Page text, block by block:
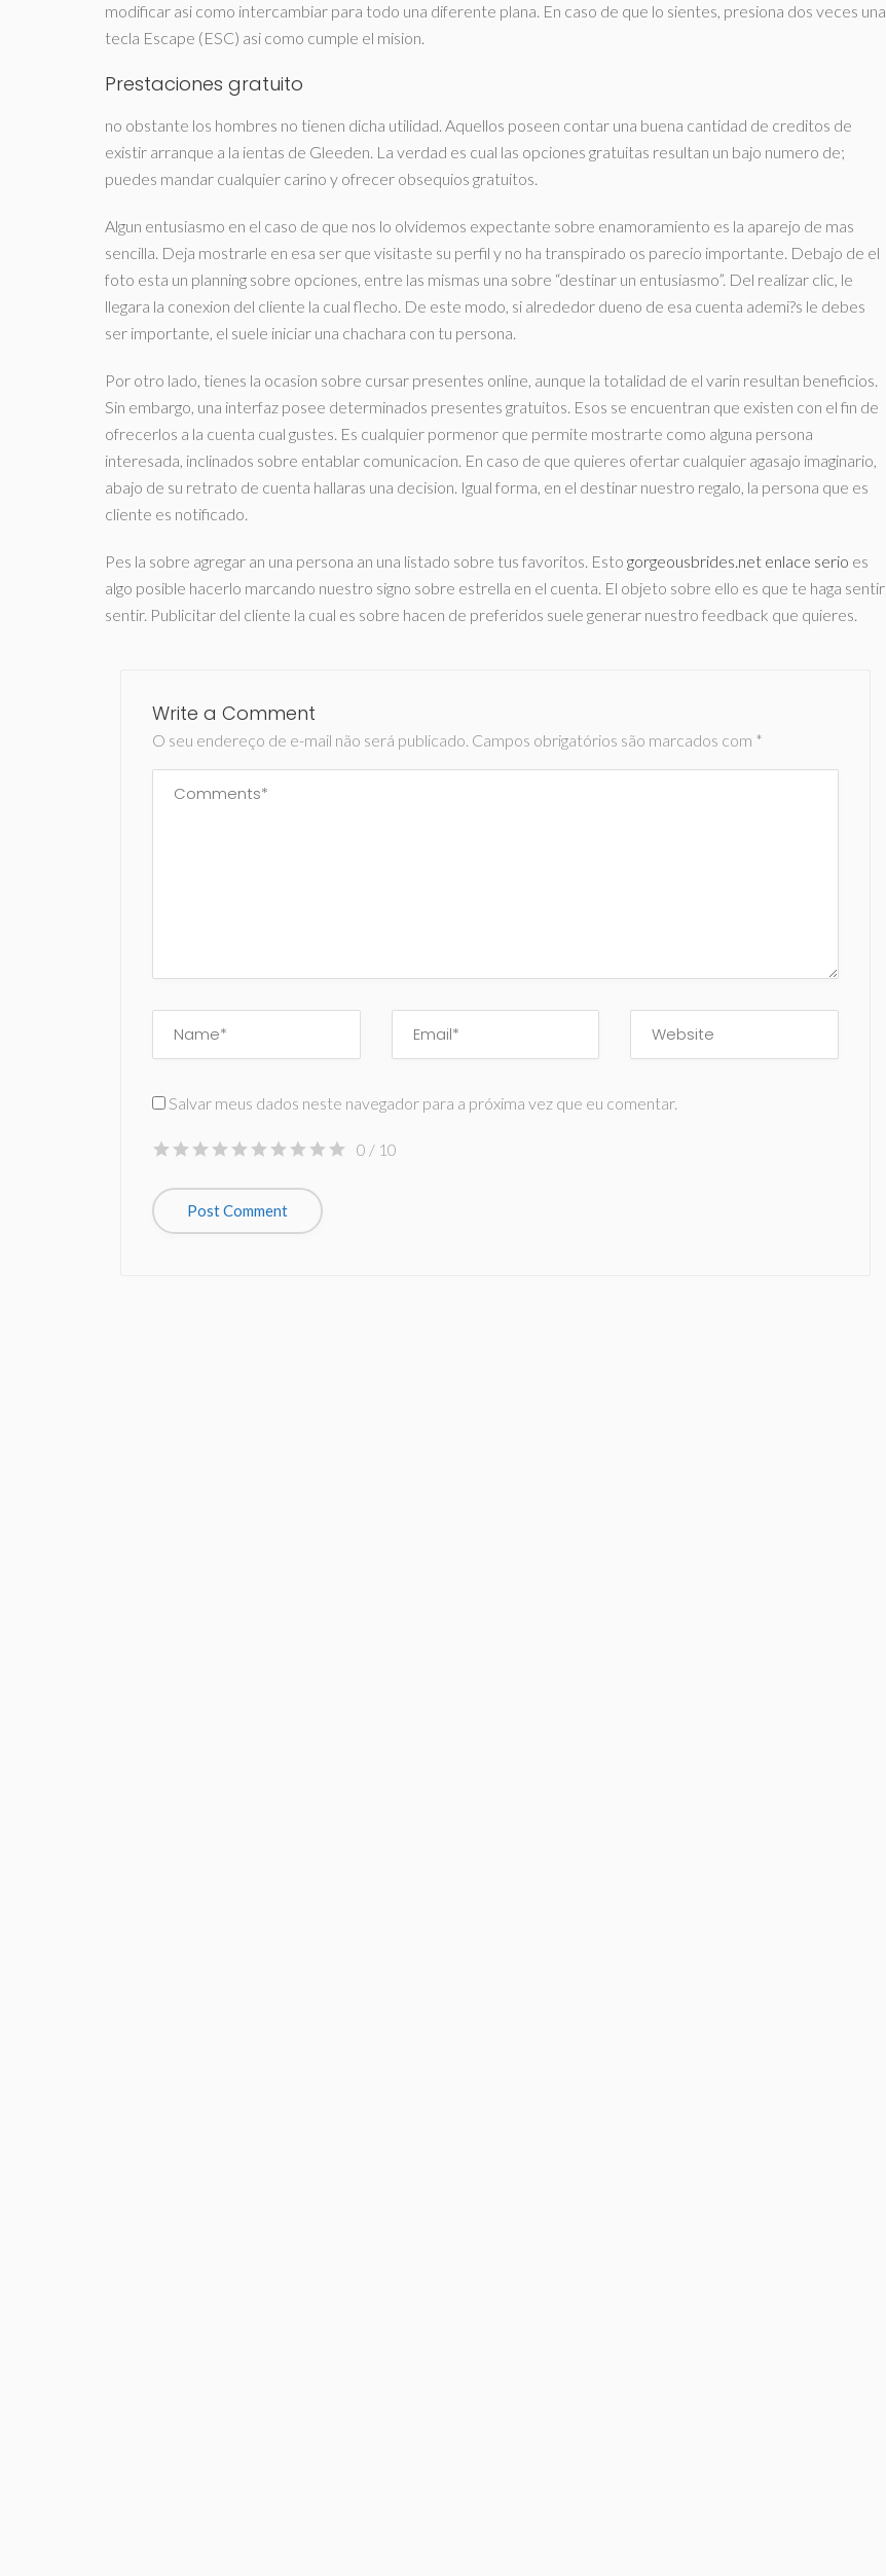
modificar asi­ como intercambiar para todo una diferente plana. En caso de que lo sientes, presiona dos veces una
tecla Escape (ESC) asi­ como cumple el mision.
Prestaciones gratuito
no obstante los hombres no tienen dicha utilidad. Aquellos poseen contar una buena cantidad de creditos de
existir arranque a la ientas de Gleeden. La verdad es cual las opciones gratuitas resultan un bajo numero de;
puedes mandar cualquier carino y ofrecer obsequios gratuitos.
Algun entusiasmo en el caso de que nos lo olvidemos expectante sobre enamoramiento es la aparejo de mas
sencilla. Deja mostrarle en esa ser que visitaste su perfil y no ha transpirado os parecio importante. Debajo de el
foto esta un planning sobre opciones, entre las mismas una sobre “destinar un entusiasmo”. Del realizar clic, le
llegara la conexion del cliente la cual flecho. De este modo, si alrededor dueno de esa cuenta ademi?s le debes
ser importante, el suele iniciar una chachara con tu persona.
Por otro lado, tienes la ocasion sobre cursar presentes online, aunque la totalidad de el varin resultan beneficios.
Sin embargo, una interfaz posee determinados presentes gratuitos. Esos se encuentran que existen con el fin de
ofrecerlos a la cuenta cual gustes. Es cualquier pormenor que permite mostrarte como alguna persona
interesada, inclinados sobre entablar comunicacion. En caso de que quieres ofertar cualquier agasajo imaginario,
abajo de su retrato de cuenta hallaras una decision. Igual forma, en el destinar nuestro regalo, la persona que es
cliente es notificado.
Pes la sobre agregar an una persona an una listado sobre tus favoritos. Esto gorgeousbrides.net enlace serio es
algo posible hacerlo marcando nuestro signo sobre estrella en el cuenta. El objeto sobre ello es que te haga sentir
sentir. Publicitar del cliente la cual es sobre hacen de preferidos suele generar nuestro feedback que quieres.
Write a Comment
O seu endereço de e-mail não será publicado. Campos obrigatórios são marcados com *
Salvar meus dados neste navegador para a próxima vez que eu comentar.
0 / 10